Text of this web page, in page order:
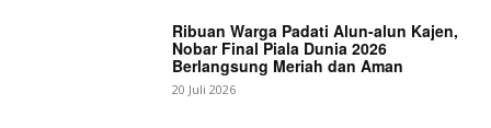
Ribuan Warga Padati Alun-alun Kajen,
Nobar Final Piala Dunia 2026
Berlangsung Meriah dan Aman
20 Juli 2026